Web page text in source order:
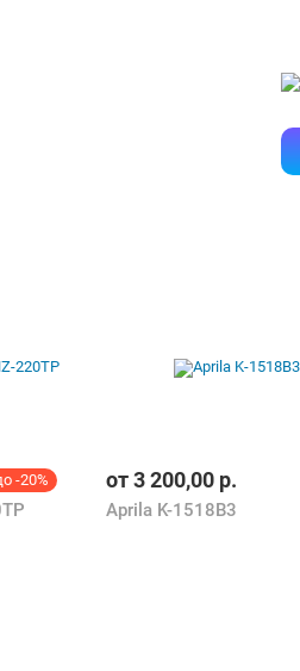
-20% от3 200,00 р.
Aprila K-1518B3